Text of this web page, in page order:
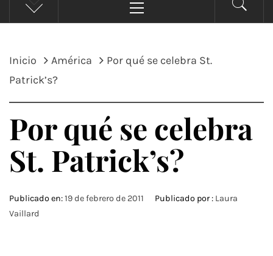
principal
Inicio América
Por qué se celebra St.
Patrick’s?
Por qué se celebra
St. Patrick’s?
Publicado en:19 de febrero de 2011 Publicado por : Laura
Vaillard